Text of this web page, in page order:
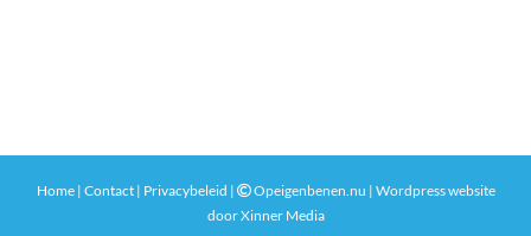
Home| Contact| Privacybeleid |
Opeigenbenen.nu | Wordpress website
doorXinner Media